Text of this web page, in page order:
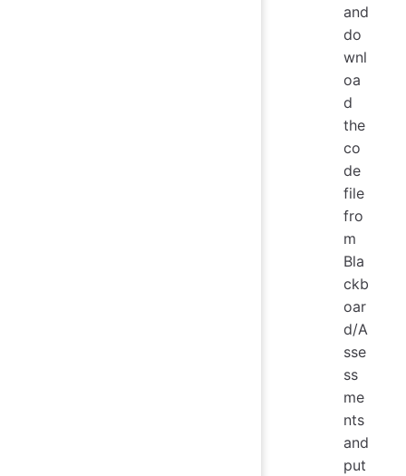
and
do
wnl
oa
d
the
co
de
file
fro
m
Bla
ckb
oar
d/A
sse
ss
me
nts
and
put